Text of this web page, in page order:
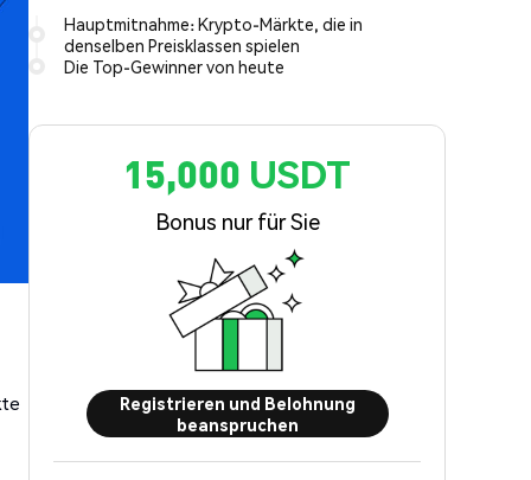
Hauptmitnahme: Krypto-Märkte, die in
denselben Preisklassen spielen
Die Top-Gewinner von heute
15,000 USDT
Bonus nur für Sie
Registrieren und Belohnung
beanspruchen